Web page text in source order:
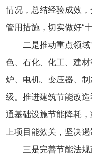
情况，总结经验成效
管用措施，切实做好“
二是推动重点领
色、石化、化工、建
炉、电机、变压器、
级。推进建筑节能改
通基础设施节能降耗
上项目能效关，坚决
三是完善节能法